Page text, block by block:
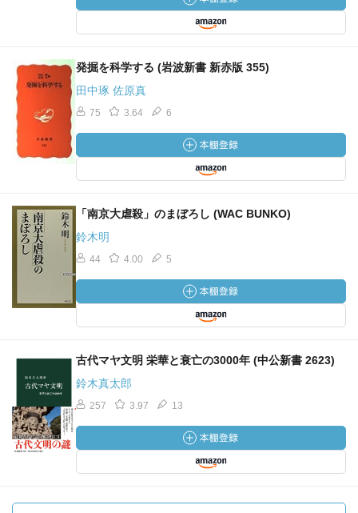
発掘を科学する (岩波新書 新赤版 355)
田中琢 佐原真
75 3.64 6
「南京大虐殺」のまぼろし (WAC BUNKO)
鈴木明
44 4.00 5
古代マヤ文明 栄華と衰亡の3000年 (中公新書 2623)
鈴木真太郎
257 3.97 13